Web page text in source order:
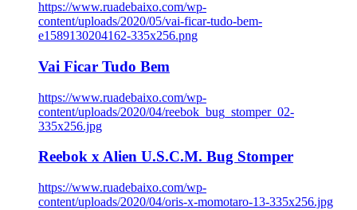
https://www.ruadebaixo.com/wp-
content/uploads/2020/05/vai-ficar-tudo-bem-
e1589130204162-335x256.png
Vai Ficar Tudo Bem
https://www.ruadebaixo.com/wp-
content/uploads/2020/04/reebok_bug_stomper_02-
335x256.jpg
Reebok x Alien U.S.C.M. Bug Stomper
https://www.ruadebaixo.com/wp-
content/uploads/2020/04/oris-x-momotaro-13-335x256.jpg